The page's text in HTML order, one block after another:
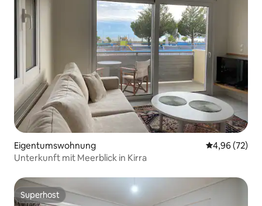
Eigentumswohnung
4,96 (72)
Unterkunft mit Meerblick in Kirra
Superhost
Superhost